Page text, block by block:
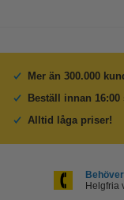
Mer än 300.000
Beställ innan
Alltid låga priser!
Helgfria